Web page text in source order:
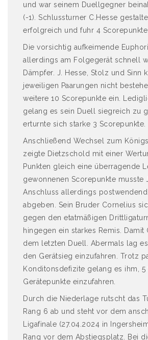
und war seinem Duellgegner
(-1). Schlussturner C.Hesse
erfolgreich und fuhr 4 Scorepunkte
Die vorsichtig aufkeimende
allerdings am Folgegerät schnell
Dämpfer. J. Hesse, Stolz und Sinn
jeweiligen Paarungen nicht
weitere 10 Scorepunkte ein.
gelang es sein Duell siegreich zu
erturnte sich starke 3 Scorepunkte.
Anschließend Wechsel zum
zeigte Dietzschold mit einer
Punkten gleich eine überragende
gewonnenen Scorepunkte musste
Anschluss allerdings
abgeben. Sein Bruder Cornelius
gegen den etatmäßigen
hingegen ein starkes Remis.
dem letzten Duell. Abermals lag es
den Gerätsieg einzufahren. Trotz
Konditonsdefizite gelang es ihm, 5
Gerätepunkte einzufahren.
Durch die Niederlage rutscht das
Rang 6 ab und steht vor dem
Ligafinale (27.04.2024 in
Rang vor dem Abstiegsplatz. Bei